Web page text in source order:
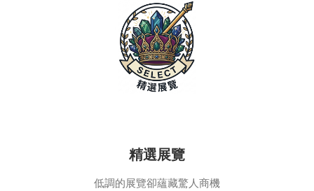
精選展覽
低調的展覽卻蘊藏驚人商機